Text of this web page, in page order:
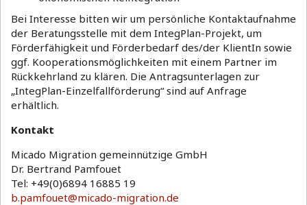
Bei Interesse bitten wir um persönliche Kontaktaufnahme
der Beratungsstelle mit dem IntegPlan-Projekt, um
Förderfähigkeit und Förderbedarf des/der KlientIn sowie
ggf. Kooperationsmöglichkeiten mit einem Partner im
Rückkehrland zu klären. Die Antragsunterlagen zur
„IntegPlan-Einzelfallförderung“ sind auf Anfrage
erhältlich.
Kontakt
Micado Migration gemeinnützige GmbH
Dr. Bertrand Pamfouet
Tel: +49(0)6894 16885 19
b.pamfouet@micado-migration.de